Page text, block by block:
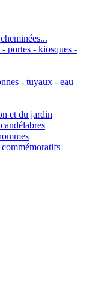
portes - kiosques -
- tuyaux - eau
et du jardin